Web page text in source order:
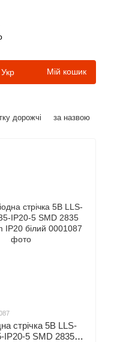
Укр Мій кошик
дорожчі за назвою
стрічка 5В LLS-
IP20-5 SMD 2835